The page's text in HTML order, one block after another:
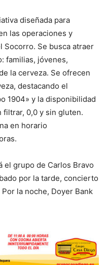
diseñada para
las operaciones y
Socorro. Se busca atraer
familias, jóvenes,
la cerveza. Se ofrecen
destacando el
1904» y la disponibilidad
filtrar, 0,0 y sin gluten.
en horario
el grupo de Carlos Bravo
por la tarde, concierto
la noche, Doyer Bank